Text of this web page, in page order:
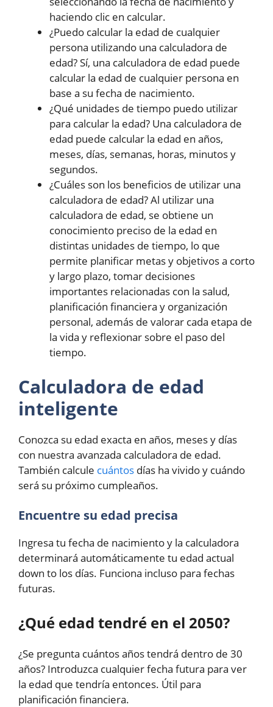
haciendo clic en calcular.
¿Puedo calcular la edad de cualquier
persona utilizando una calculadora de
edad? Sí, una calculadora de edad puede
calcular la edad de cualquier persona en
base a su fecha de nacimiento.
¿Qué unidades de tiempo puedo utilizar
para calcular la edad? Una calculadora de
edad puede calcular la edad en años,
meses, días, semanas, horas, minutos y
segundos.
¿Cuáles son los beneficios de utilizar una
calculadora de edad? Al utilizar una
calculadora de edad, se obtiene un
conocimiento preciso de la edad en
distintas unidades de tiempo, lo que
permite planificar metas y objetivos a corto
y largo plazo, tomar decisiones
importantes relacionadas con la salud,
planificación financiera y organización
personal, además de valorar cada etapa de
la vida y reflexionar sobre el paso del
tiempo.
Calculadora de edad
inteligente
Conozca su edad exacta en años, meses y días
con nuestra avanzada calculadora de edad.
También calcule cuántos días ha vivido y cuándo
será su próximo cumpleaños.
Encuentre su edad precisa
Ingresa tu fecha de nacimiento y la calculadora
determinará automáticamente tu edad actual
down to los días. Funciona incluso para fechas
futuras.
¿Qué edad tendré en el 2050?
¿Se pregunta cuántos años tendrá dentro de 30
años? Introduzca cualquier fecha futura para ver
la edad que tendría entonces. Útil para
planificación financiera.